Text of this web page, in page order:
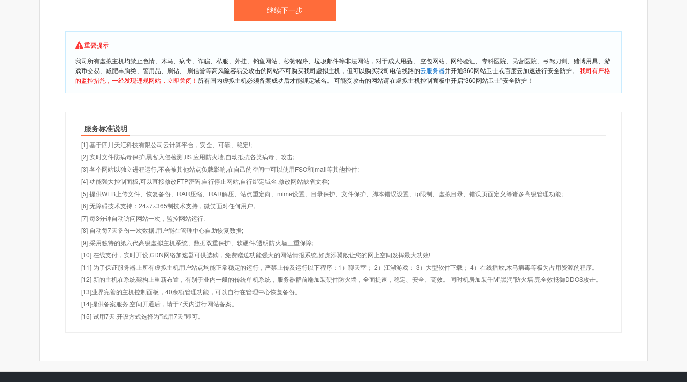
重要提示
我司所有虚拟主机均禁止色情、木马、病毒、诈骗、私服、外挂、钓鱼网站、秒赞程序、垃圾邮件等非法网站，对于成人用品、 空包网站、网络验证、专科医院、民营医院、弓驽刀剑、赌博用具、游
戏币交易、减肥丰胸类、警用品、刷钻、 刷信誉等高风险容易受攻击的网站不可购买我司虚拟主机，但可以购买我司电信线路的云服务器并开通360网站卫士或百度云加速进行安全防护。 我司有严格
的监控措施，一经发现违规网站，立即关闭！ 所有国内虚拟主机必须备案成功后才能绑定域名。 可能受攻击的网站请在虚拟主机控制面板中开启“360网站卫士”安全防护！
服务标准说明
[1] 基于四川天汇科技有限公司云计算平台，安全、可靠、稳定!;
[2] 实时文件防病毒保护,黑客入侵检测,IIS 应用防火墙,自动抵抗各类病毒、攻击;
[3] 各个网站以独立进程运行,不会被其他站点负载影响,在自己的空间中可以使用FSO和jmail等其他控件;
[4] 功能强大控制面板,可以直接修改FTP密码,自行停止网站,自行绑定域名,修改网站缺省文档;
[5] 提供WEB上传文件、恢复备份、RAR压缩、RAR解压、站点重定向、mime设置、目录保护、文件保护、脚本错误设置、ip限制、虚拟目录、错误页面定义等诸多高级管理功能;
[6] 无障碍技术支持：24×7×365制技术支持，微笑面对任何用户。
[7] 每3分钟自动访问网站一次，监控网站运行.
[8] 自动每7天备份一次数据,用户能在管理中心自助恢复数据;
[9] 采用独特的第六代高级虚拟主机系统、数据双重保护、软硬件/透明防火墙三重保障;
[10] 在线支付，实时开设,CDN网络加速器可供选购，免费赠送功能强大的网站情报系统,如虎添翼般让您的网上空间发挥最大功效!
[11] 为了保证服务器上所有虚拟主机用户站点均能正常稳定的运行，严禁上传及运行以下程序：1）聊天室； 2）江湖游戏； 3）大型软件下载； 4）在线播放,木马病毒等极为占用资源的程序。
[12] 新的主机在系统架构上重新布置，有别于业内一般的传统单机系统，服务器群前端加装硬件防火墙，全面提速，稳定、安全、高效。 同时机房加装千M"黑洞"防火墙,完全效抵御DDOS攻击。
[13]业界完善的主机控制面板，40余项管理功能，可以自行在管理中心恢复备份。
[14]提供备案服务,空间开通后，请于7天内进行网站备案。
[15] 试用7天.开设方式选择为"试用7天"即可。